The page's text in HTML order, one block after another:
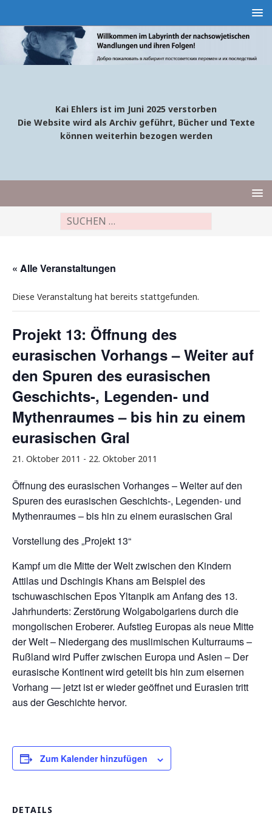
Kai Ehlers ist im Juni 2025 verstorben
Die Website wird als Archiv geführt, Bücher und Texte
können weiterhin bezogen werden
« Alle Veranstaltungen
Diese Veranstaltung hat bereits stattgefunden.
Projekt 13: Öffnung des
eurasischen Vorhangs – Weiter auf
den Spuren des eurasischen
Geschichts-, Legenden- und
Mythenraumes – bis hin zu einem
eurasischen Gral
21. Oktober 2011 - 22. Oktober 2011
Öffnung des eurasischen Vorhanges – Weiter auf den
Spuren des eurasischen Geschichts-, Legenden- und
Mythenraumes – bis hin zu einem eurasischen Gral
Vorstellung des „Projekt 13“
Kampf um die Mitte der Welt zwischen den Kindern
Attilas und Dschingis Khans am Beispiel des
tschuwaschischen Epos Yltanpik am Anfang des 13.
Jahrhunderts: Zerstörung Wolgabolgariens durch die
mongolischen Eroberer. Aufstieg Europas als neue Mitte
der Welt – Niedergang des muslimischen Kulturraums –
Rußland wird Puffer zwischen Europa und Asien – Der
eurasische Kontinent wird geteilt bis hin zum eisernen
Vorhang — jetzt ist er wieder geöffnet und Eurasien tritt
aus der Geschichte hervor.
Zum Kalender hinzufügen
DETAILS